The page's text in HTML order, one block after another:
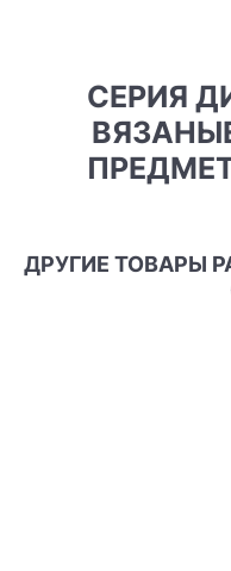
СЕРИЯ ДИЗАЙНЕРСКИЕ
ДРУГИЕ ТОВАРЫ РАЗДЕЛА АКСЕССУАРЫ НА